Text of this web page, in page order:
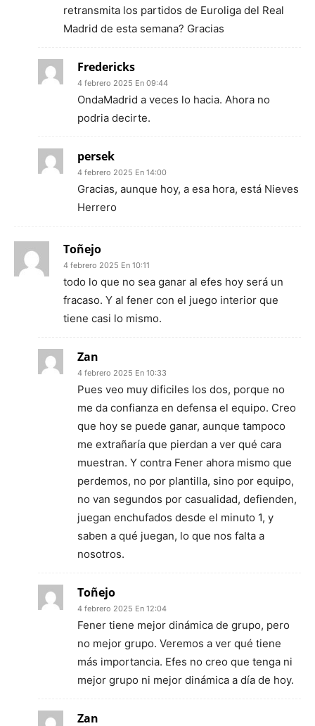
retransmita los partidos de Euroliga del Real
Madrid de esta semana? Gracias
Fredericks
4 febrero 2025 En 09:44
OndaMadrid a veces lo hacia. Ahora no
podria decirte.
persek
4 febrero 2025 En 14:00
Gracias, aunque hoy, a esa hora, está Nieves
Herrero
Toñejo
4 febrero 2025 En 10:11
todo lo que no sea ganar al efes hoy será un
fracaso. Y al fener con el juego interior que
tiene casi lo mismo.
Zan
4 febrero 2025 En 10:33
Pues veo muy dificiles los dos, porque no
me da confianza en defensa el equipo. Creo
que hoy se puede ganar, aunque tampoco
me extrañaría que pierdan a ver qué cara
muestran. Y contra Fener ahora mismo que
perdemos, no por plantilla, sino por equipo,
no van segundos por casualidad, defienden,
juegan enchufados desde el minuto 1, y
saben a qué juegan, lo que nos falta a
nosotros.
Toñejo
4 febrero 2025 En 12:04
Fener tiene mejor dinámica de grupo, pero
no mejor grupo. Veremos a ver qué tiene
más importancia. Efes no creo que tenga ni
mejor grupo ni mejor dinámica a día de hoy.
Zan